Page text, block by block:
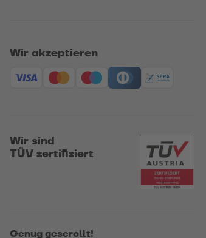
Wir akzeptieren
Wir sind
TÜV zertifiziert
Genug gescrollt!